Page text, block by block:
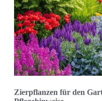
Zierpflanzen für den